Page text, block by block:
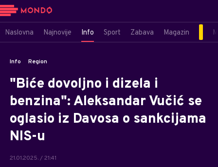
Naslovna Najnovije Info Sport Zabava Magazin
Info Region
"Biće dovoljno i dizela i
benzina": Aleksandar Vučić se
oglasio iz Davosa o sankcijama
NIS-u
21.01.2025. / 21:41